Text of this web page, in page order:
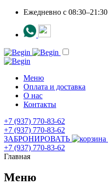
Ежедневно c 08:30–21:30
Меню
Оплата и доставка
О нас
Контакты
+7 (937) 770-83-62
+7 (937) 770-83-62
ЗАБРОНИРОВАТЬ
+7 (937) 770-83-62
Главная
Меню